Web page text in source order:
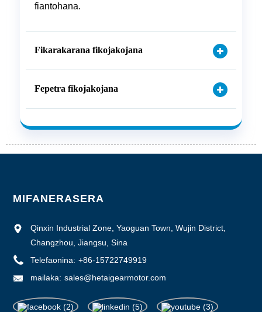
fiantohana.
Fikarakarana fikojakojana
Fepetra fikojakojana
MIFANERASERA
Qinxin Industrial Zone, Yaoguan Town, Wujin District,
Changzhou, Jiangsu, Sina
Telefaonina: +86-15722749919
mailaka: sales@hetaigearmotor.com